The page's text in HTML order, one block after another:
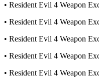
• Resident Evil 4 Weapon
• Resident Evil 4 Weapon
• Resident Evil 4 Weapon
• Resident Evil 4 Weapon
• Resident Evil 4 Weapon